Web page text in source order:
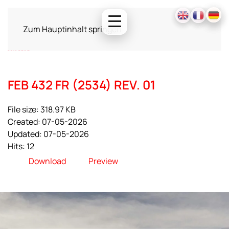
Zum Hauptinhalt springen
FEB 432 FR (2534) REV. 01
File size: 318.97 KB
Created: 07-05-2026
Updated: 07-05-2026
Hits: 12
Download
Preview